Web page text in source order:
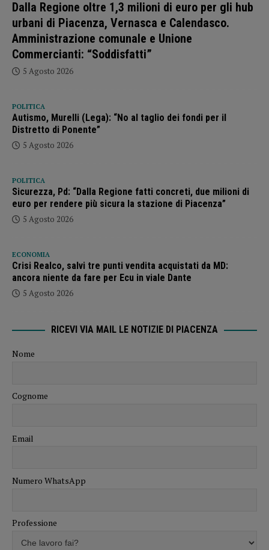
Dalla Regione oltre 1,3 milioni di euro per gli hub
urbani di Piacenza, Vernasca e Calendasco.
Amministrazione comunale e Unione
Commercianti: “Soddisfatti”
5 Agosto 2026
POLITICA
Autismo, Murelli (Lega): “No al taglio dei fondi per il
Distretto di Ponente”
5 Agosto 2026
POLITICA
Sicurezza, Pd: “Dalla Regione fatti concreti, due milioni di
euro per rendere più sicura la stazione di Piacenza”
5 Agosto 2026
ECONOMIA
Crisi Realco, salvi tre punti vendita acquistati da MD:
ancora niente da fare per Ecu in viale Dante
5 Agosto 2026
RICEVI VIA MAIL LE NOTIZIE DI PIACENZA
Nome
Cognome
Email
Numero WhatsApp
Professione